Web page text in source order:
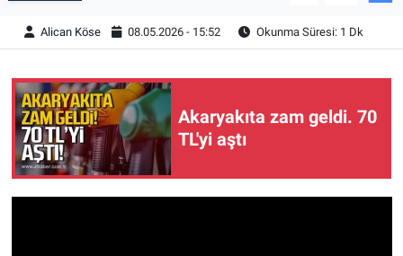
Alican Köse 08.05.2026 - 15:52 Okunma Süresi: 1 Dk
Akaryakıta zam geldi. 70
TL'yi aştı